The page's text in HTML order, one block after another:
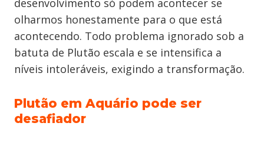
desenvolvimento só podem acontecer se
olharmos honestamente para o que está
acontecendo. Todo problema ignorado sob a
batuta de Plutão escala e se intensifica a
níveis intoleráveis, exigindo a transformação.
Plutão em Aquário pode ser
desafiador